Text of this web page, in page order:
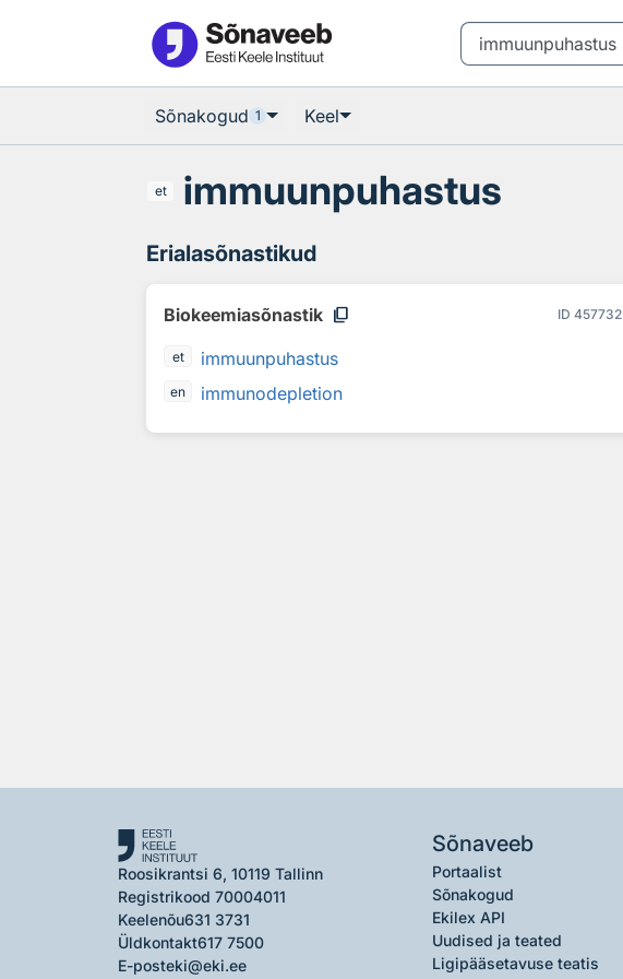
Sõnakogud 1 Keel
et immuunpuhastus
Erialasõnastikud
Biokeemiasõnastik content_copy ID 457732
et immuunpuhastus
en immunodepletion
Roosikrantsi 6, 10119 Tallinn
Registrikood 70004011
Keelenõu631 3731
Üldkontakt617 7500
E-posteki@eki.ee
Sõnaveeb
Portaalist
Sõnakogud
Ekilex API
Uudised ja teated
Ligipääsetavuse teatis